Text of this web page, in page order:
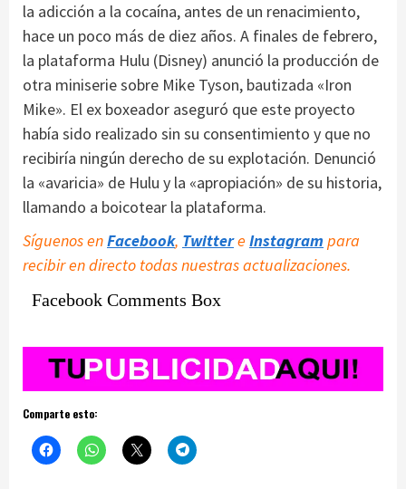
la adicción a la cocaína, antes de un renacimiento,
hace un poco más de diez años. A finales de febrero,
la plataforma Hulu (Disney) anunció la producción de
otra miniserie sobre Mike Tyson, bautizada «Iron
Mike». El ex boxeador aseguró que este proyecto
había sido realizado sin su consentimiento y que no
recibiría ningún derecho de su explotación. Denunció
la «avaricia» de Hulu y la «apropiación» de su historia,
llamando a boicotear la plataforma.
Síguenos enFacebook, Twittere Instagram para
recibir en directo todas nuestras actualizaciones.
Facebook Comments Box
Comparte esto: